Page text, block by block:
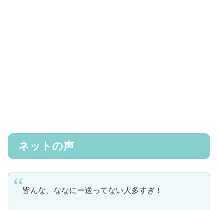
ネットの声
皆んな、ななにー送ってない人多すぎ！